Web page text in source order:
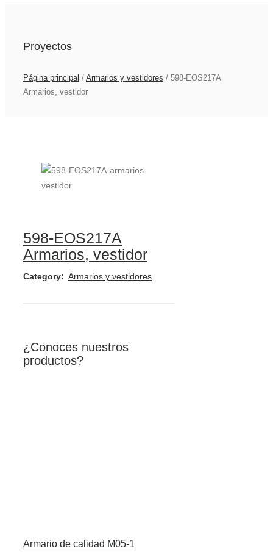
Proyectos
Página principal / Armarios y vestidores / 598-EOS217A
Armarios, vestidor
598-EOS217A
Armarios, vestidor
Category: Armarios y vestidores
¿Conoces nuestros
productos?
Armario de calidad M05-1